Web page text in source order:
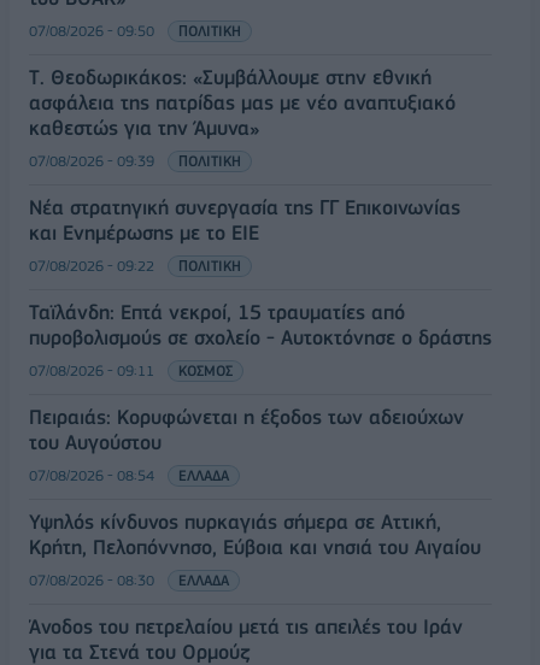
07/08/2026 - 09:50 ΠΟΛΙΤΙΚΗ
Τ. Θεοδωρικάκος: «Συμβάλλουμε στην εθνική
ασφάλεια της πατρίδας μας με νέο αναπτυξιακό
καθεστώς για την Άμυνα»
07/08/2026 - 09:39 ΠΟΛΙΤΙΚΗ
Νέα στρατηγική συνεργασία της ΓΓ Επικοινωνίας
και Ενημέρωσης με το ΕΙΕ
07/08/2026 - 09:22 ΠΟΛΙΤΙΚΗ
Ταϊλάνδη: Επτά νεκροί, 15 τραυματίες από
πυροβολισμούς σε σχολείο - Αυτοκτόνησε ο δράστης
07/08/2026 - 09:11 ΚΟΣΜΟΣ
Πειραιάς: Κορυφώνεται η έξοδος των αδειούχων
του Αυγούστου
07/08/2026 - 08:54 ΕΛΛΑΔΑ
Υψηλός κίνδυνος πυρκαγιάς σήμερα σε Αττική,
Κρήτη, Πελοπόννησο, Εύβοια και νησιά του Αιγαίου
07/08/2026 - 08:30 ΕΛΛΑΔΑ
Άνοδος του πετρελαίου μετά τις απειλές του Ιράν
για τα Στενά του Ορμούζ